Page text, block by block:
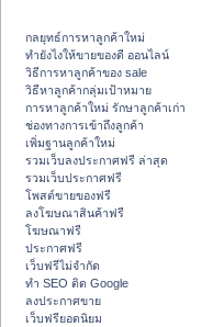
กลยุทธ์การหาลูกค้าใหม่
ทํายังไงให้ขายของดี ออนไลน์
วิธีการหาลูกค้าของ sale
วิธีหาลูกค้ากลุ่มเป้าหมาย
การหาลูกค้าใหม่ รักษาลูกค้าเก่า
ช่องทางการเข้าถึงลูกค้า
เพิ่มฐานลูกค้าใหม่
รวมเว็บลงประกาศฟรี ล่าสุด
รวมเว็บประกาศฟรี
โพสต์ขายของฟรี
ลงโฆษณาสินค้าฟรี
โฆษณาฟรี
ประกาศฟรี
เว็บฟรีไม่จำกัด
ทำ SEO ติด Google
ลงประกาศขาย
เว็บฟรียอดนิยม